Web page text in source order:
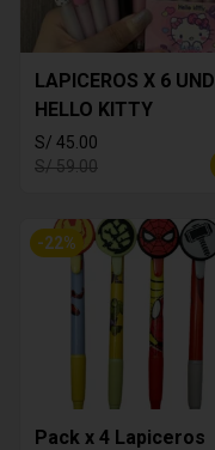
LAPICEROS X 6 UND
HELLO KITTY
S/ 45.00
S/ 59.00
-22%
Pack x 4 Lapiceros